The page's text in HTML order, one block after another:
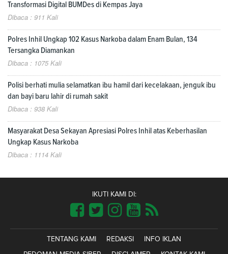
Transformasi Digital BUMDes di Kempas Jaya
Dibaca : 911 Kali
Polres Inhil Ungkap 102 Kasus Narkoba dalam Enam Bulan, 134
Tersangka Diamankan
Dibaca : 1075 Kali
Polisi berhati mulia selamatkan ibu hamil dari kecelakaan, jenguk ibu
dan bayi baru lahir di rumah sakit
Dibaca : 938 Kali
Masyarakat Desa Sekayan Apresiasi Polres Inhil atas Keberhasilan
Ungkap Kasus Narkoba
Dibaca : 1114 Kali
IKUTI KAMI DI:
TENTANG KAMI REDAKSI INFO IKLAN